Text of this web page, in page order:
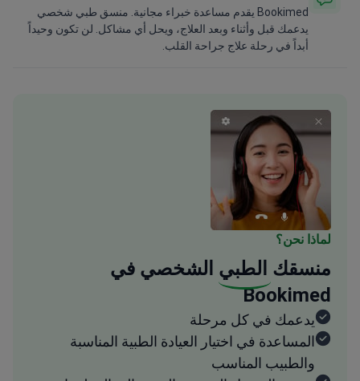
Bookimed يقدم مساعدة خبراء مجانية. منسق طبي شخصي
يدعمك قبل وأثناء وبعد العلاج، ويحل أي مشاكل. لن تكون وحيداً
أبداً في رحلة علاج جراحة القلب.
لماذا نحن؟
منسقك الطبي الشخصي في
Bookimed
يدعمك في كل مرحلة
المساعدة في اختيار العيادة الطبية المناسبة
والطبيب المناسب